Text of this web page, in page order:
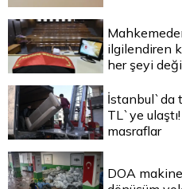
ilgilendiren
her şeyi
İstanbul`da
TL`ye
masraflar
DOA